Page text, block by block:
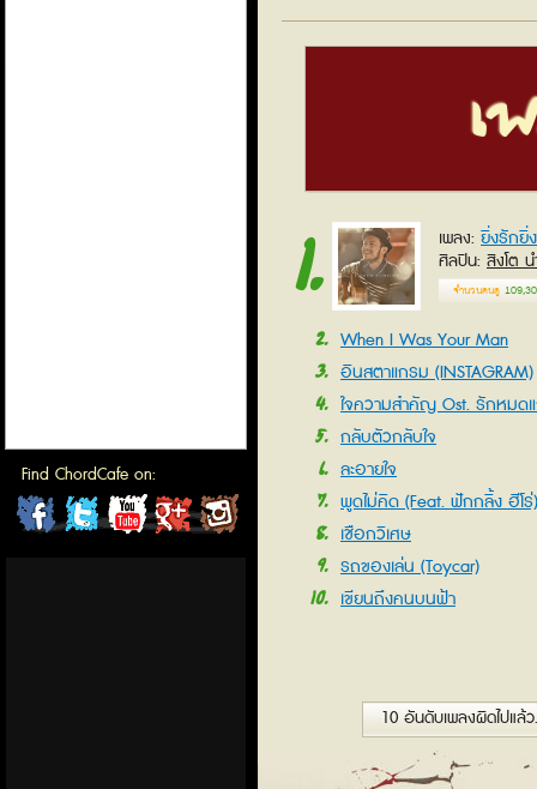
Find ChordCafe on:
ChordCafeChordCafeChordCafeChordCafe
เ
1 เพลง ยิ่งรักยิ่
ศิลปิน สิงโต น
จำนวนคนดู
2 When I Was Your Man
3 อินสตาแกรม (INSTAGRAM)
4 ใจความสำคัญ Ost. รักหมด
5 กลับตัวกลับใจ
6 ละอายใจ
7 พูดไม่คิด (Feat. ฟักกลิ้ง ฮีโร่)
8 เชือกวิเศษ
9 รถของเล่น (Toycar)
10 เขียนถึงคนบนฟ้า
10 อันดับเพลงผิดไปแล้